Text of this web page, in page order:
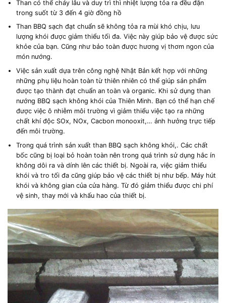
Than có thể cháy lâu và duy trì thì nhiệt lượng tỏa ra đều đặn
trong suốt từ 3 đến 4 giờ đồng hồ
Than BBQ sạch đạt chuẩn sẽ không tỏa ra mùi khó chịu, lưu
lượng khói được giảm thiểu tối đa. Việc này giúp bảo vệ được sức
khỏe của bạn. Cũng như bảo toàn được hương vị thơm ngon của
món nướng.
Việc sản xuất dựa trên công nghệ Nhật Bản kết hợp với những
những phụ liệu hoàn toàn từ thiên nhiên có thể giúp sản phẩm
được tạo thành đạt chuẩn an toàn và organic. Khi sử dụng than
nướng BBQ sạch không khói của Thiên Minh. Bạn có thể hạn chế
được việc ô nhiễm môi trường vì giảm thiểu việc tạo ra những
chất khí độc SOx, NOx, Cacbon monooxit,… ảnh hưởng trực tiếp
đến môi trường.
Trong quá trình sản xuất than BBQ sạch không khói,. Các chất
bốc cũng bị loại bỏ hoàn toàn nên trong quá trình sử dụng hắc ín
không dôi ra và dính lên các thiết bị. Ngoài ra, việc giảm thiểu
khói và tro tối đa cũng giúp bảo vệ các thiết bị như bếp. Máy hút
khói và không gian của cửa hàng. Từ đó giảm thiểu được chi phí
vệ sinh, thay mới và khấu hao của thiết bị.